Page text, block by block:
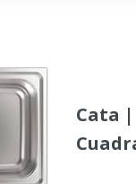
Cata